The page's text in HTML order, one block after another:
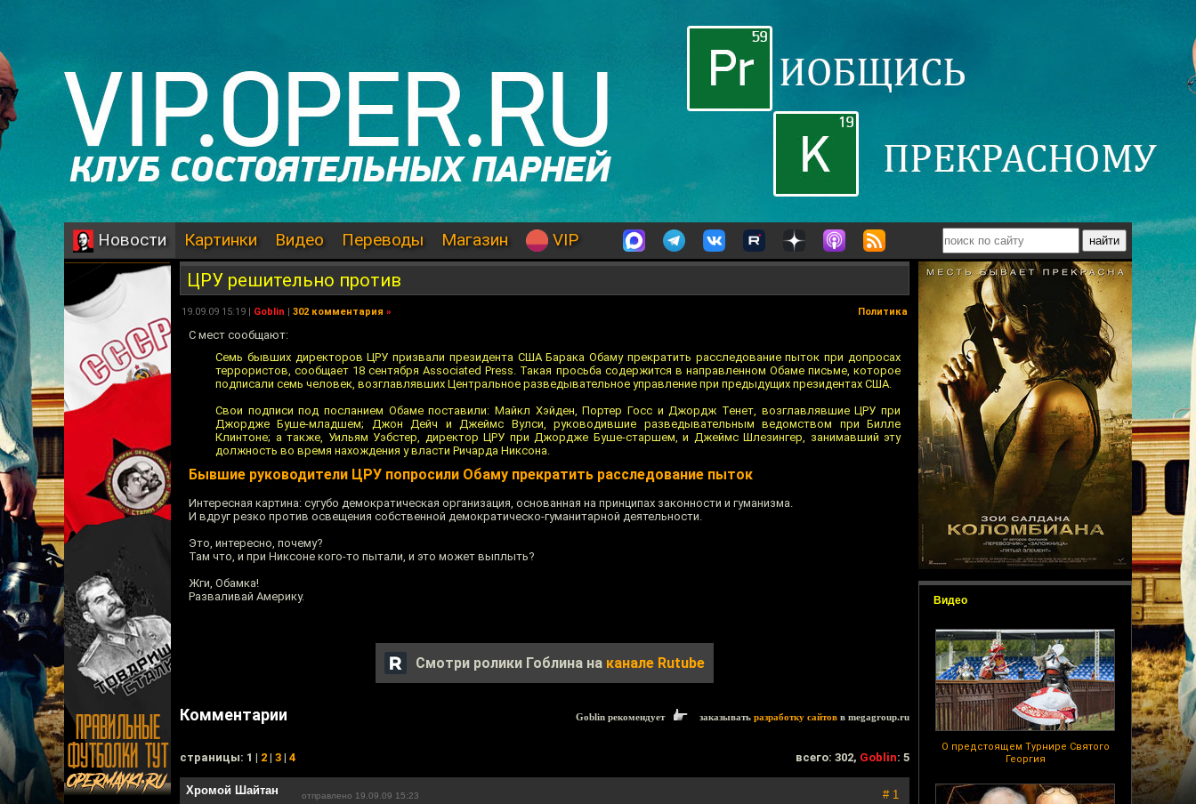
Новости Картинки Видео Переводы Магазин VIP
Видео
О предстоящем Турнире Святого
Георгия
ЦРУ решительно против
19.09.09 15:19 | Goblin | 302 комментария » Политика
С мест сообщают:
Семь бывших директоров ЦРУ призвали президента США Барака Обаму прекратить расследование пыток при допросах
террористов, сообщает 18 сентября Associated Press. Такая просьба содержится в направленном Обаме письме, которое
подписали семь человек, возглавлявших Центральное разведывательное управление при предыдущих президентах США.
Свои подписи под посланием Обаме поставили: Майкл Хэйден, Портер Госс и Джордж Тенет, возглавлявшие ЦРУ при
Джордже Буше-младшем; Джон Дейч и Джеймс Вулси, руководившие разведывательным ведомством при Билле
Клинтоне; а также, Уильям Уэбстер, директор ЦРУ при Джордже Буше-старшем, и Джеймс Шлезингер, занимавший эту
должность во время нахождения у власти Ричарда Никсона.
Бывшие руководители ЦРУ попросили Обаму прекратить расследование пыток
Интересная картина: сугубо демократическая организация, основанная на принципах законности и гуманизма.
И вдруг резко против освещения собственной демократическо-гуманитарной деятельности.
Это, интересно, почему?
Там что, и при Никсоне кого-то пытали, и это может выплыть?
Жги, Обамка!
Разваливай Америку.
Смотри ролики Гоблина на канале Rutube
Комментарии Goblin рекомендует заказывать разработку сайтов в megagroup.ru
cтраницы: 1 | 2 | 3 | 4 всего: 302, Goblin: 5
Хромой Шайтан отправлено 19.09.09 15:23 # 1